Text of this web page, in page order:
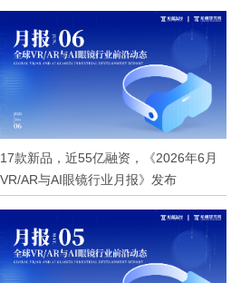
17款新品，近55亿融资，《2026年6月
VR/AR与AI眼镜行业月报》发布